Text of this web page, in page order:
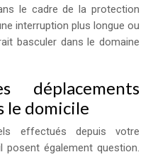
le cadre de la protection
interruption plus longue ou
basculer dans le domaine
déplacements
le domicile
effectués depuis votre
posent également question.